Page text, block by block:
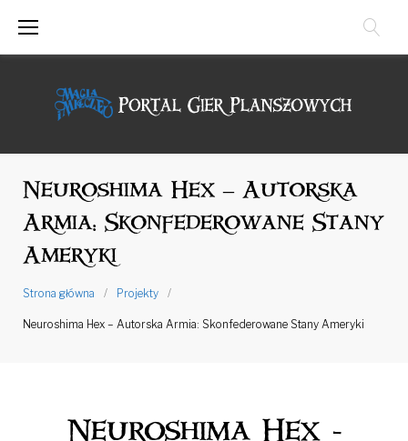
Neuroshima Hex – Autorska
Armia: Skonfederowane Stany
Ameryki
Strona główna / Projekty /
Neuroshima Hex – Autorska Armia: Skonfederowane Stany Ameryki
Neuroshima Hex -